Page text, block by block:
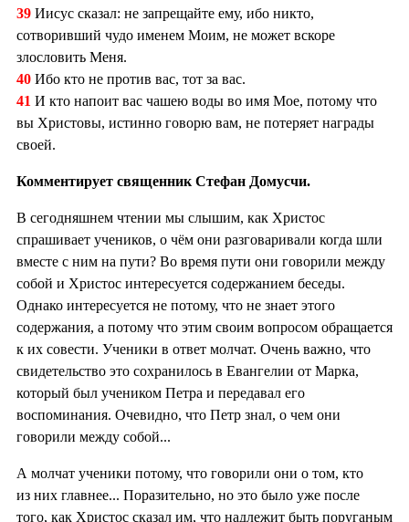
39 Иисус сказал: не запрещайте ему, ибо никто,
сотворивший чудо именем Моим, не может вскоре
злословить Меня.
40 Ибо кто не против вас, тот за вас.
41 И кто напоит вас чашею воды во имя Мое, потому что
вы Христовы, истинно говорю вам, не потеряет награды
своей.
Комментирует священник Стефан Домусчи.
В сегодняшнем чтении мы слышим, как Христос
спрашивает учеников, о чём они разговаривали когда шли
вместе с ним на пути? Во время пути они говорили между
собой и Христос интересуется содержанием беседы.
Однако интересуется не потому, что не знает этого
содержания, а потому что этим своим вопросом обращается
к их совести. Ученики в ответ молчат. Очень важно, что
свидетельство это сохранилось в Евангелии от Марка,
который был учеником Петра и передавал его
воспоминания. Очевидно, что Петр знал, о чем они
говорили между собой...
А молчат ученики потому, что говорили они о том, кто
из них главнее... Поразительно, но это было уже после
того, как Христос сказал им, что надлежит быть поруганым